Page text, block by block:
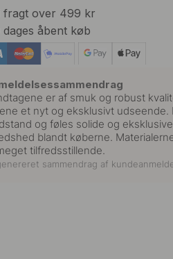
Sort
fragt over 499 kr
dages åbent køb
er af smuk og robust
et nyt og eksklusivt
og føles solide og
blandt køberne.
tilfredsstillende.
sammendrag af